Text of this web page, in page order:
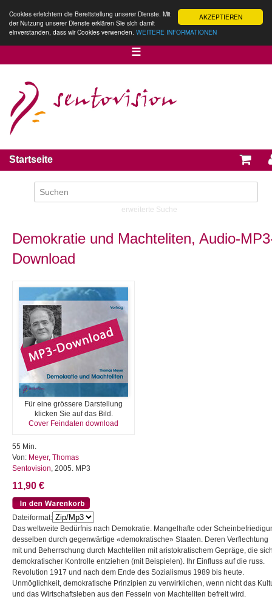
AKZEPTIEREN
Cookies erleichtern die Bereitstellung unserer Dienste. Mit
der Nutzung unserer Dienste erklären Sie sich damit
einverstanden, dass wir Cookies verwenden. WEITERE INFORMATIONEN
☰
Startseite
erweiterte Suche
Demokratie und Machteliten, Audio-
Download
Für eine grössere Darstellung
klicken Sie auf das Bild.
Cover Feindaten download
55 Min.
Von: Meyer, Thomas
Sentovision, 2005. MP3
11,90 €
Dateiformat:
Das weltweite Bedürfnis nach Demokratie. Mangelhafte oder
desselben durch gegenwärtige «demokratische» Staaten. Deren Verflechtung
mit und Beherrschung durch Machteliten mit aristokratischem Gepräge, die
demokratischer Kontrolle entziehen (mit Beispielen). Ihr Einfluss auf die russ.
Revolution 1917 und nach dem Ende des Sozialismus 1989 bis heute.
Unmöglichkeit, demokratische Prinzipien zu verwirklichen, wenn nicht das
und das Wirtschaftsleben aus den Fesseln von Machteliten befreit wird.